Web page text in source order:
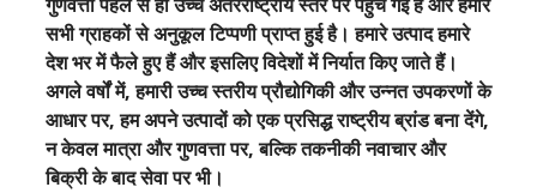
सभी ग्राहकों से अनुकूल टिप्पणी प्राप्त हुई है। हमारे उत्पाद हमारे
देश भर में फैले हुए हैं और इसलिए विदेशों में निर्यात किए जाते हैं।
अगले वर्षों में, हमारी उच्च स्तरीय प्रौद्योगिकी और उन्नत उपकरणों के
आधार पर, हम अपने उत्पादों को एक प्रसिद्ध राष्ट्रीय ब्रांड बना देंगे,
न केवल मात्रा और गुणवत्ता पर, बल्कि तकनीकी नवाचार और
बिक्री के बाद सेवा पर भी।